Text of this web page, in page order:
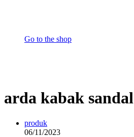
Go to the shop
arda kabak sandal
produk
06/11/2023